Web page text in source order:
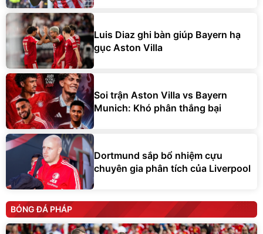
Luis Diaz ghi bàn giúp Bayern hạ
gục Aston Villa
Soi trận Aston Villa vs Bayern
Munich: Khó phân thắng bại
Dortmund sắp bổ nhiệm cựu
chuyên gia phân tích của Liverpool
BÓNG ĐÁ PHÁP